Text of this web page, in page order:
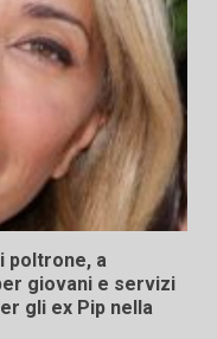
poltrone, a
giovani e servizi
gli ex Pip nella